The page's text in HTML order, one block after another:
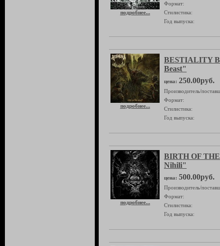
подробнее...
Формат:
Стилистика:
Год выпуска:
подробнее...
BESTIALITY
Beast"
цена: 250.00руб.
Производитель/
Формат:
Стилистика:
Год выпуска:
подробнее...
BIRTH OF
Nihili"
цена: 500.00руб.
Производитель/
Формат:
Стилистика:
Год выпуска: